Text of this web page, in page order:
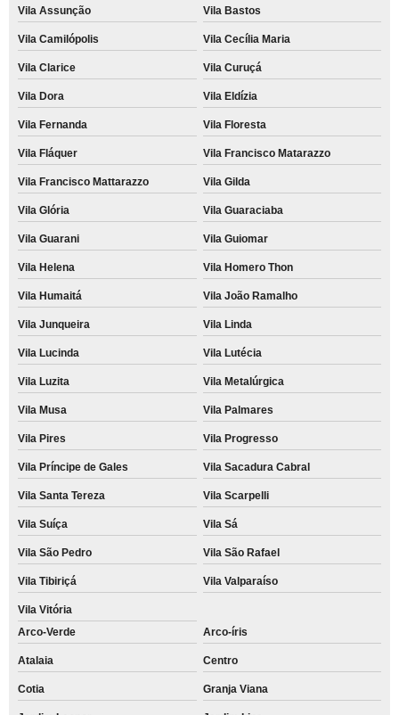
Vila Assunção Vila Bastos
Vila Camilópolis Vila Cecília Maria
Vila Clarice Vila Curuçá
Vila Dora Vila Eldízia
Vila Fernanda Vila Floresta
Vila Fláquer Vila Francisco Matarazzo
Vila Francisco Mattarazzo Vila Gilda
Vila Glória Vila Guaraciaba
Vila Guarani Vila Guiomar
Vila Helena Vila Homero Thon
Vila Humaitá Vila João Ramalho
Vila Junqueira Vila Linda
Vila Lucinda Vila Lutécia
Vila Luzita Vila Metalúrgica
Vila Musa Vila Palmares
Vila Pires Vila Progresso
Vila Príncipe de Gales Vila Sacadura Cabral
Vila Santa Tereza Vila Scarpelli
Vila Suíça Vila Sá
Vila São Pedro Vila São Rafael
Vila Tibiriçá Vila Valparaíso
Vila Vitória
Arco-Verde
Arco-íris
Atalaia Centro
Cotia Granja Viana